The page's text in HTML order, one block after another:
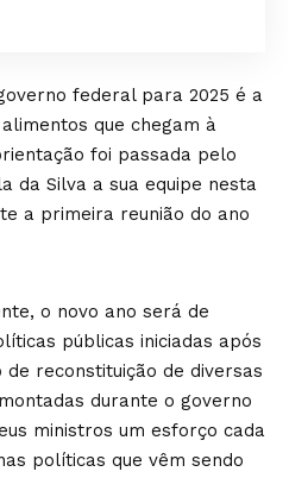
federal para 2025 é a
que chegam à
foi passada pelo
da Silva a sua equipe nesta
a primeira reunião do ano
o novo ano será de
públicas iniciadas após
reconstituição de diversas
durante o governo
ministros um esforço cada
políticas que vêm sendo